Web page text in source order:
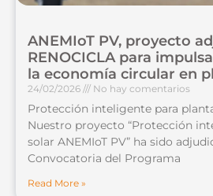
ANEMIoT PV, proyecto
RENOCICLA para
la economía circular en
24/02/2026 No hay comentarios
Protección inteligente para
Nuestro proyecto “Protección
solar ANEMIoT PV” ha sido
Convocatoria del Programa
Read More »